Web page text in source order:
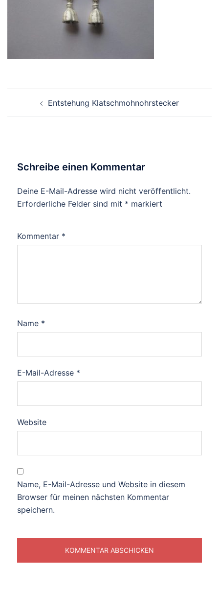
Entstehung Klatschmohnohrstecker
Schreibe einen Kommentar
Deine E-Mail-Adresse wird nicht veröffentlicht.
Erforderliche Felder sind mit * markiert
Kommentar *
Name *
E-Mail-Adresse *
Website
Name, E-Mail-Adresse und Website in diesem
Browser für meinen nächsten Kommentar
speichern.